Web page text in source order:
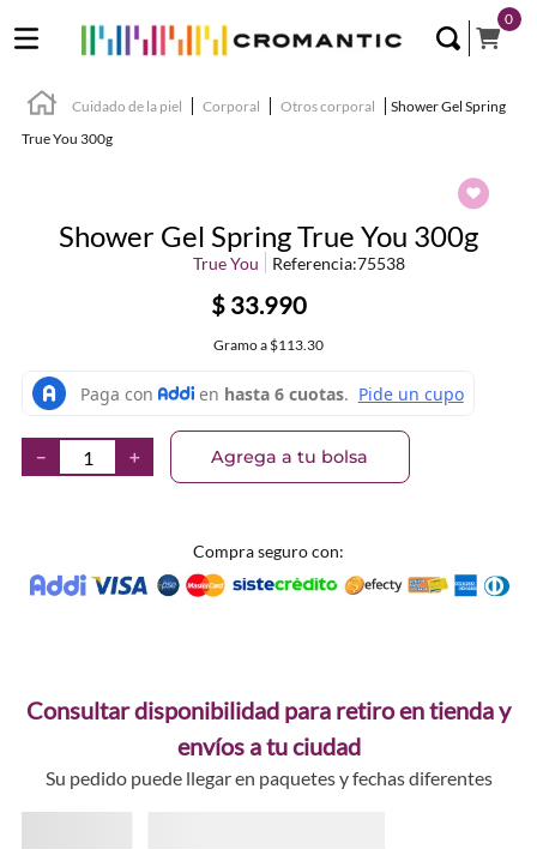
0
Cuidado de la piel Corporal Otros corporal
Shower Gel Spring
True You 300g
Shower Gel Spring True You 300g
True You Referencia:75538
$ 33.990
Gramoa $113.30
＋
－ Agrega a tu bolsa
Compra seguro con:
Consultar disponibilidad para retiro en tienda y
envíos a tu ciudad
Su pedido puede llegar en paquetes y fechas diferentes